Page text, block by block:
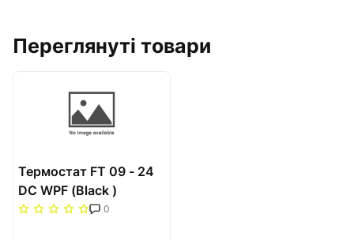
Переглянуті товари
Термостат FT 09 - 24
DC WPF (Black )
0